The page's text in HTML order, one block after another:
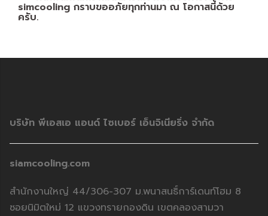
simcooling กราบขออภัยทุกท่านมา ณ โอกาสนี้ด้วย
ครับ.
บริษัท พีเอสเอ แอนด์ ไซเบอร์ เอ็นจิเนียริ่ง จำกัด
siamcooling.com
สำนักงานใหญ่ 44/306-307 ม.พนาสนธิ์การ์เดนท์โฮม 8
ซอยนิมิตใหม่ 12 แขวงทรายกองดิน เขตคลองสามวา